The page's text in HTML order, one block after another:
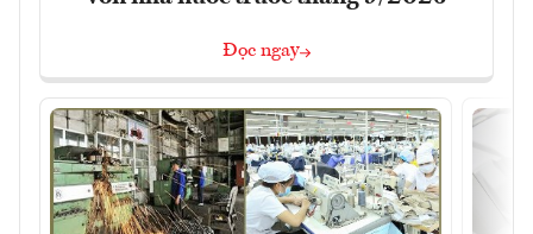
Đọc ngay